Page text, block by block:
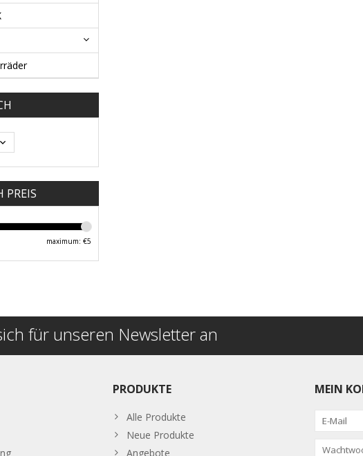
PREIS
maximum: €5
für unseren Newsletter an
PRODUKTE
Alle Produkte
Neue Produkte
Angebote
MEIN